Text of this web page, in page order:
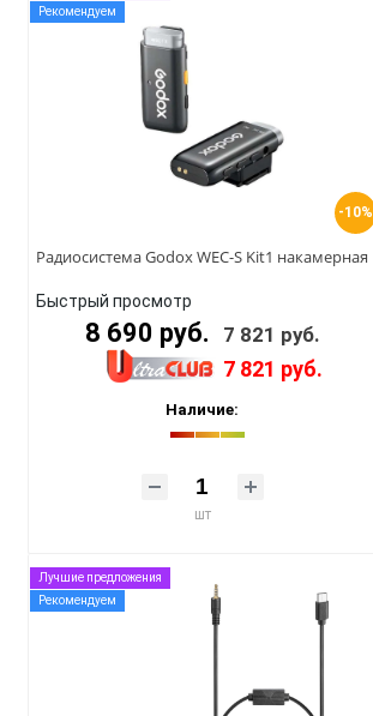
-10%
Рекомендуем
Радиосистема Godox WEC-S Kit1 накамерная
Быстрый просмотр
8 690 руб. 7 821 руб.
7 821 руб.
Наличие:
шт
Лучшие предложения
Рекомендуем